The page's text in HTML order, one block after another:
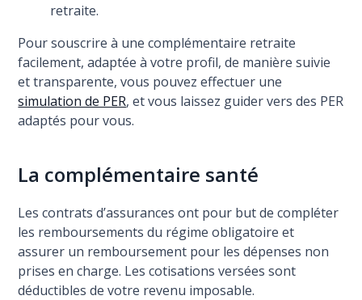
retraite.
Pour souscrire à une complémentaire retraite
facilement, adaptée à votre profil, de manière suivie
et transparente, vous pouvez effectuer une
simulation de PER, et vous laissez guider vers des PER
adaptés pour vous.
La complémentaire santé
Les contrats d’assurances ont pour but de compléter
les remboursements du régime obligatoire et
assurer un remboursement pour les dépenses non
prises en charge. Les cotisations versées sont
déductibles de votre revenu imposable.